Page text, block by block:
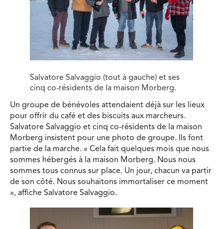
Salvatore Salvaggio (tout à gauche) et ses
cinq co-résidents de la maison Morberg.
Un groupe de bénévoles attendaient déjà sur les lieux
pour offrir du café et des biscuits aux marcheurs.
Salvatore Salvaggio et cinq co-résidents de la maison
Morberg insistent pour une photo de groupe. Ils font
partie de la marche. « Cela fait quelques mois que nous
sommes hébergés à la maison Morberg. Nous nous
sommes tous connus sur place. Un jour, chacun va partir
de son côté. Nous souhaitons immortaliser ce moment
», affiche Salvatore Salvaggio.